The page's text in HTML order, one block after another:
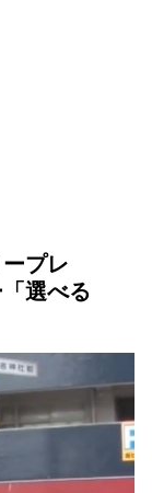
プレ
選べる